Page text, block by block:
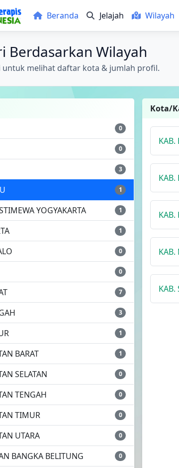
Beranda Jelajah Wilayah
Berdasarkan Wilayah
untuk melihat daftar kota & jumlah profil.
0
0
3
1
YOGYAKARTA 1
1
0
0
7
3
1
BARAT 1
SELATAN 0
TENGAH 0
TIMUR 0
UTARA 0
BANGKA BELITUNG 0
Kota/
KAB.
KAB.
KAB.
KAB.